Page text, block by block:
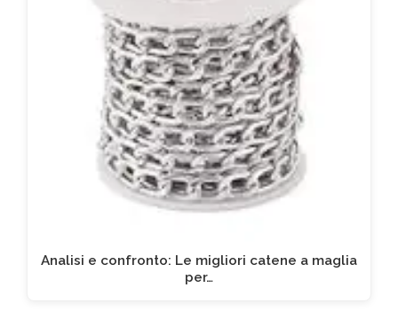
Analisi e confronto: Le migliori catene a maglia
per…